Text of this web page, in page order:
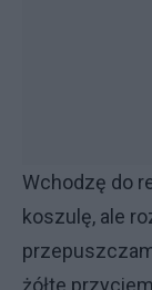
Wchodzę do
koszulę, ale
żółte